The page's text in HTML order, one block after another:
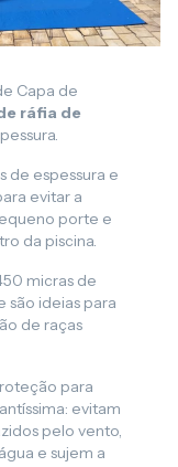
Capa de
ráfia de
de espessura e
evitar a
porte e
da piscina.
micras de
são ideias para
de raças
para
evitam
pelo vento,
e sujem a